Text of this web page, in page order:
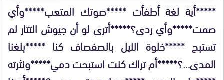
*****أية لغة أطفأت *****صوتك المتعب*****وأي
صمت*****وأي ردى؟*****أترى لو أن جيوش التتار لم
تستبح *****خلوة الليل بالصفصاف كنا *****بلغنا
المدى…؟*****أم تراك كنت استبحت دمي*****ونثرته